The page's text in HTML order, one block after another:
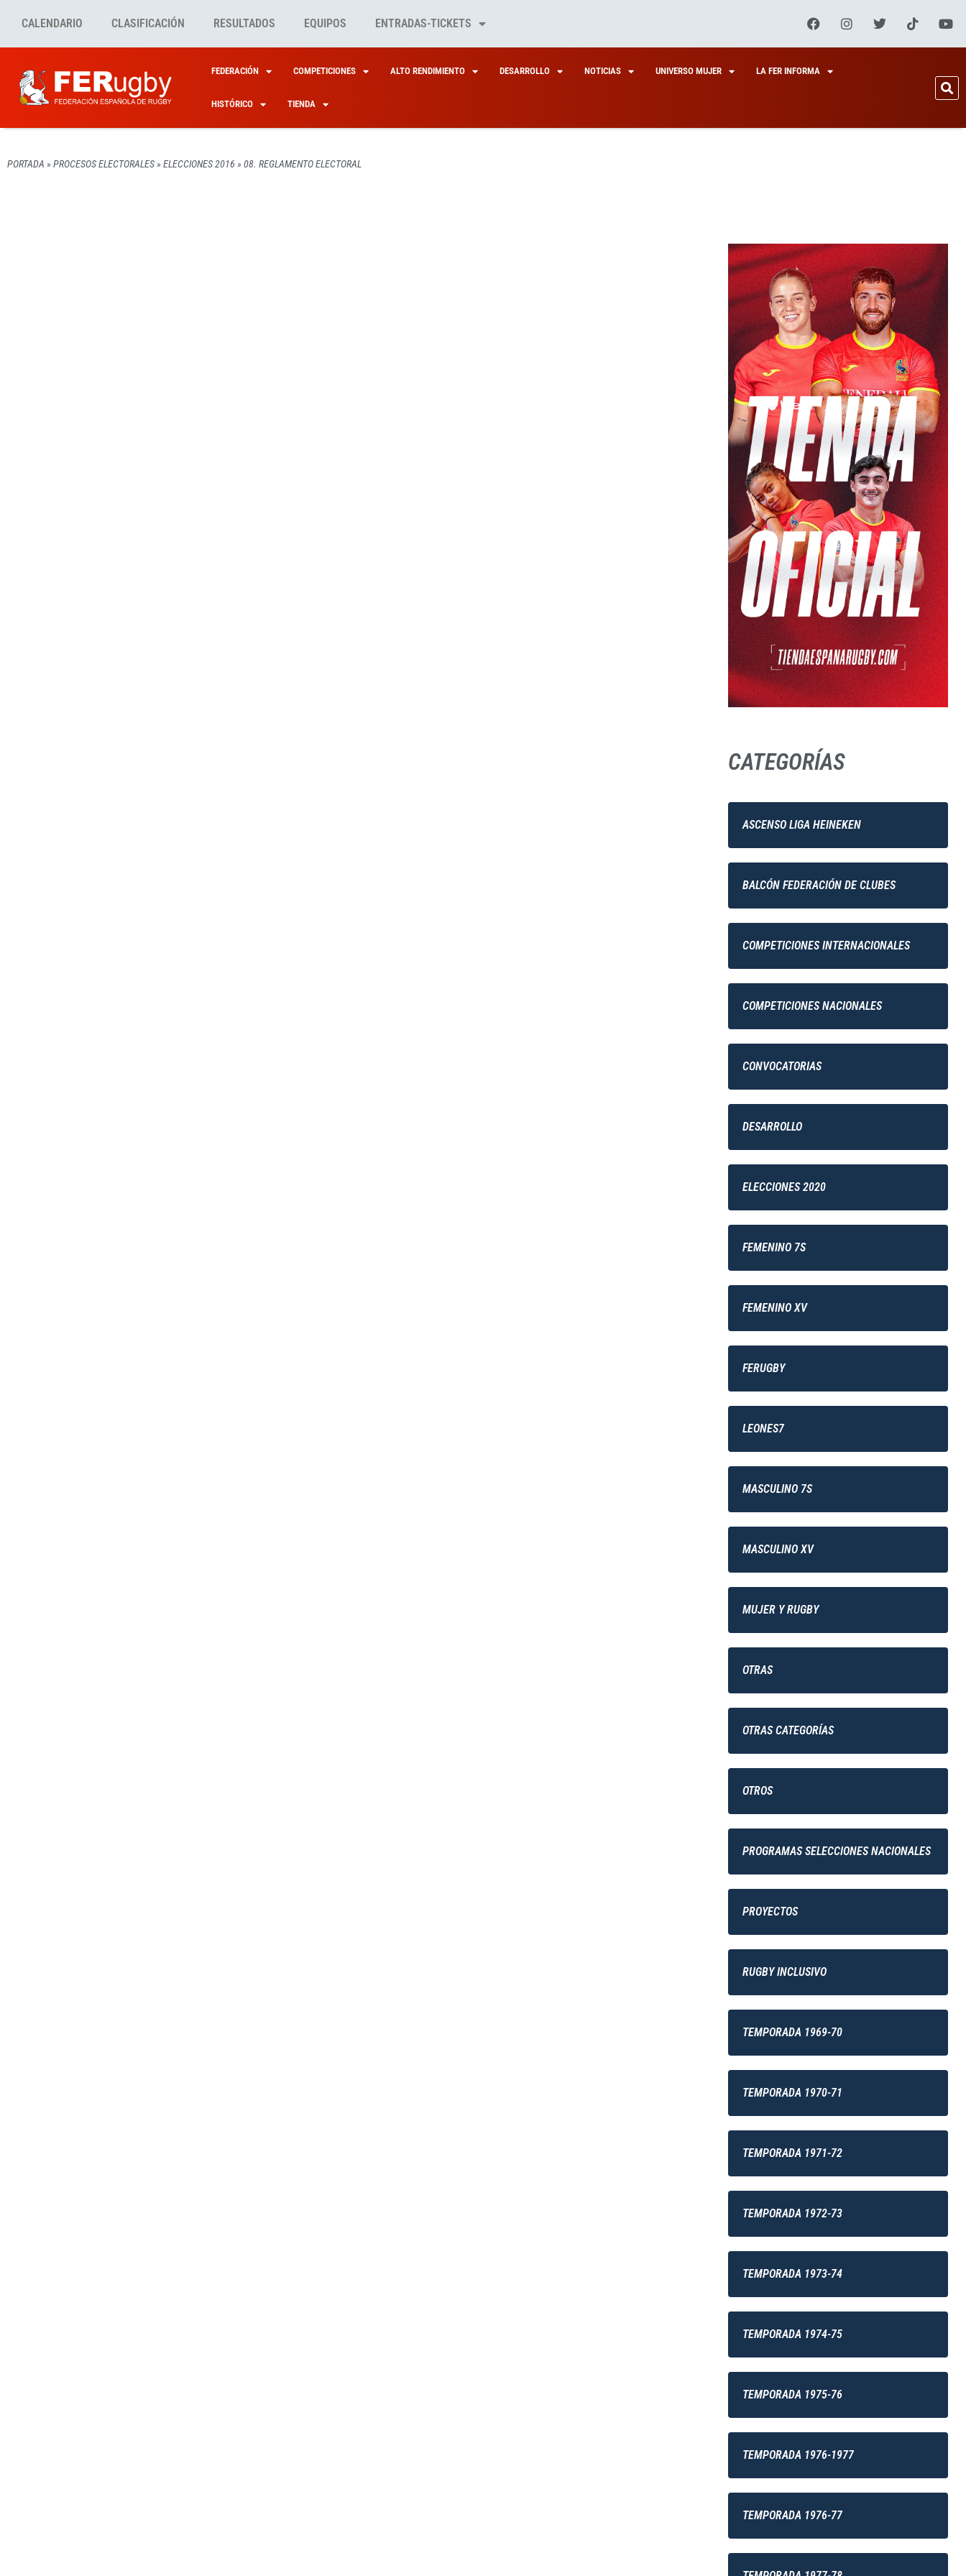
CALENDARIO CLASIFICACIÓN RESULTADOS EQUIPOS ENTRADAS-TICKETS
FEDERACIÓN COMPETICIONES ALTO RENDIMIENTO DESARROLLO NOTICIAS UNIVERSO MUJER LA FER INFORMA
HISTÓRICO TIENDA
PORTADA » PROCESOS ELECTORALES» ELECCIONES 2016 » 08. REGLAMENTO ELECTORAL
CATEGORÍAS
ASCENSO LIGA HEINEKEN
BALCÓN FEDERACIÓN DE CLUBES
COMPETICIONES INTERNACIONALES
COMPETICIONES NACIONALES
CONVOCATORIAS
DESARROLLO
ELECCIONES 2020
FEMENINO 7S
FEMENINO XV
FERUGBY
LEONES7
MASCULINO 7S
MASCULINO XV
MUJER Y RUGBY
OTRAS
OTRAS CATEGORÍAS
OTROS
PROGRAMAS SELECCIONES NACIONALES
PROYECTOS
RUGBY INCLUSIVO
TEMPORADA 1969-70
TEMPORADA 1970-71
TEMPORADA 1971-72
TEMPORADA 1972-73
TEMPORADA 1973-74
TEMPORADA 1974-75
TEMPORADA 1975-76
TEMPORADA 1976-1977
TEMPORADA 1976-77